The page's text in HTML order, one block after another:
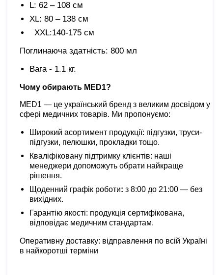
L: 62 – 108 см
XL: 80 – 138 см
XХL:140-175 cм
Поглинаюча здатність: 800 мл
Вага - 1.1 кг.
Чому обирають MED1?
MED1 — це український бренд з великим досвідом у
сфері медичних товарів. Ми пропонуємо:
Широкий асортимент продукції: підгузки, труси-
підгузки, пелюшки, прокладки тощо.
Кваліфіковану підтримку клієнтів: наші
менеджери допоможуть обрати найкраще
рішення.
Щоденний графік роботи: з 8:00 до 21:00 — без
вихідних.
Гарантію якості: продукція сертифікована,
відповідає медичним стандартам.
Оперативну доставку: відправлення по всій Україні
в найкоротші терміни